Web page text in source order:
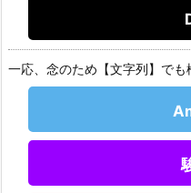
一応、念のため【文字列】でも